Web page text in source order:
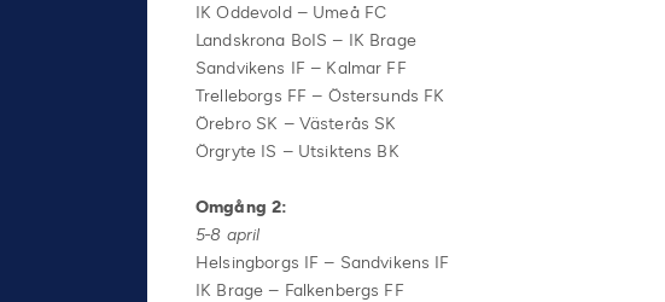
IK Oddevold – Umeå FC
Landskrona BoIS – IK Brage
Sandvikens IF – Kalmar FF
Trelleborgs FF – Östersunds FK
Örebro SK – Västerås SK
Örgryte IS – Utsiktens BK
Omgång 2:
5-8 april
Helsingborgs IF – Sandvikens IF
IK Brage – Falkenbergs FF